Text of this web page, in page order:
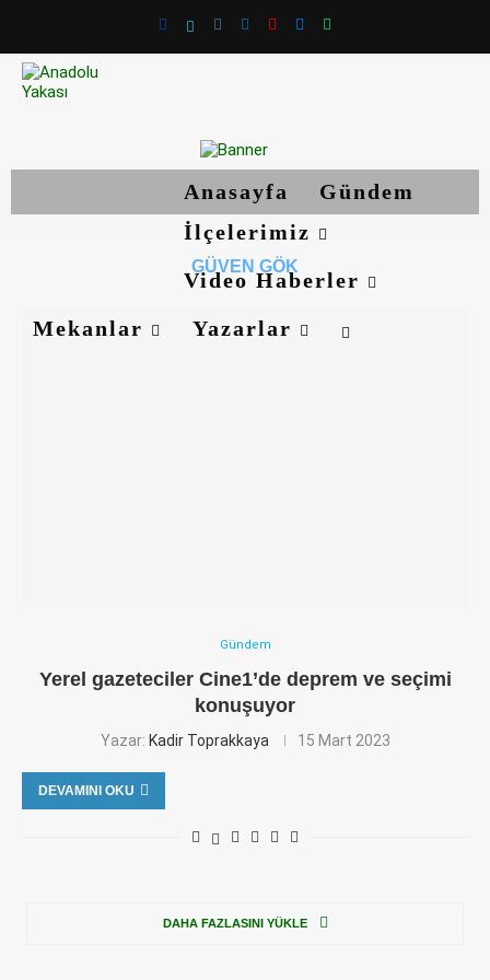
Anasayfa
Gündem
İlçelerimiz
Video Haberler
Mekanlar
Yazarlar
GÜVEN GÖK
Gündem
Yerel gazeteciler Cine1’de deprem ve seçimi
konuşuyor
Yazar: Kadir Toprakkaya 15 Mart 2023
DEVAMINI OKU
DAHA FAZLASINI YÜKLE